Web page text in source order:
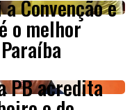
Convenção e
o melhor
PB acredita